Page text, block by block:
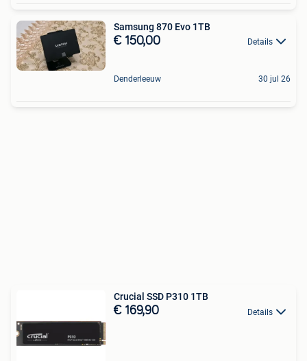
Samsung 870 Evo 1TB
€ 150,00 Details
Denderleeuw 30 jul 26
Crucial SSD P310 1TB
€ 169,90 Details